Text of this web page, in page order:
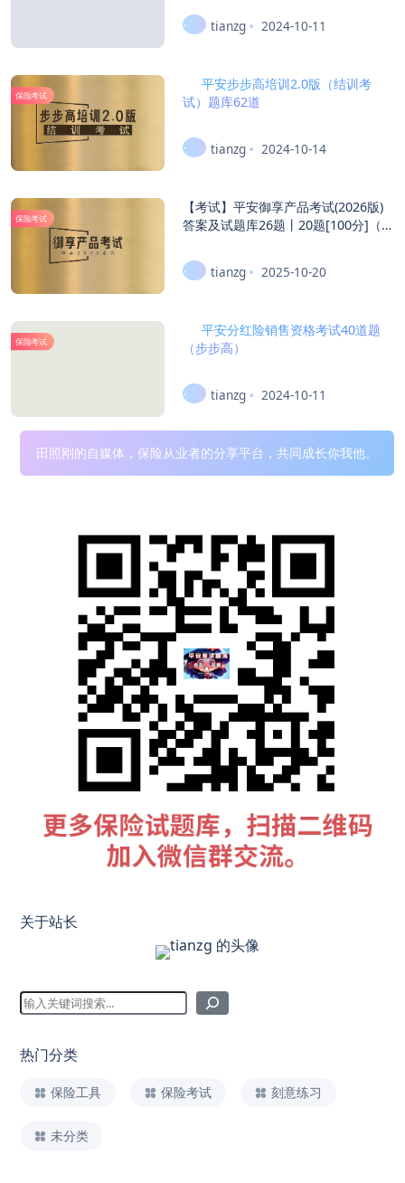
tianzg 2024-10-11
保险考试
平安步步高培训2.0版（结训考
试）题库62道
tianzg 2024-10-14
保险考试
【考试】平安御享产品考试(2026版)
答案及试题库26题丨20题[100分]（本
花、狼、老白
tianzg 2025-10-20
保险考试
平安分红险销售资格考试40道题
（步步高）
tianzg 2024-10-11
田照刚的自媒体，保险从业者的分享平台，共同成长你我他。
关于站长
热门分类
保险工具 保险考试 刻意练习
未分类